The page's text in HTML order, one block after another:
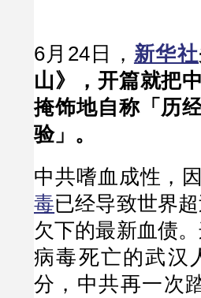
6月24日， 新华社
山》，开篇就把
掩饰地自称「历
验」。
中共嗜血成性，
毒已经导致世界
欠下的最新血债
病毒死亡的武汉
分，中共再一次